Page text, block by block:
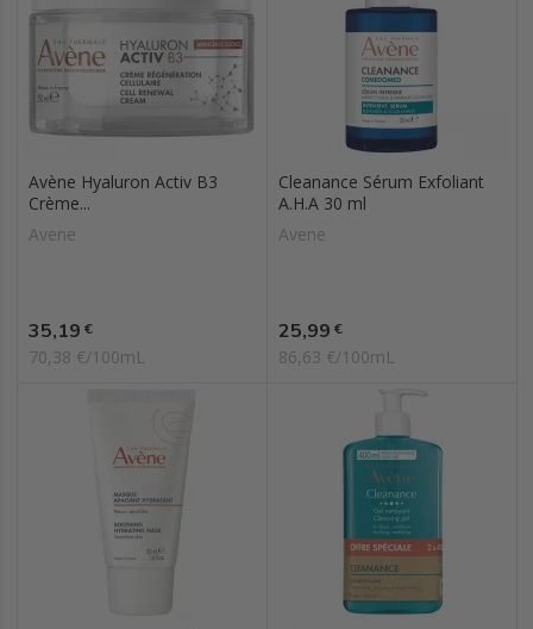
Avène Hyaluron Activ B3
Crème...
Avene
Prix
35,19 €
70,38 €/100mL
Cleanance Sérum Exfoliant
A.H.A 30 ml
Avene
Prix
25,99 €
86,63 €/100mL